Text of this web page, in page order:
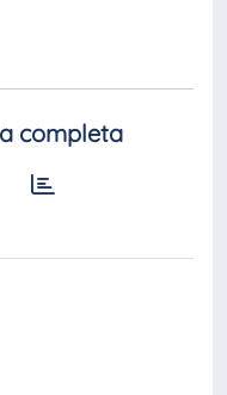
completa